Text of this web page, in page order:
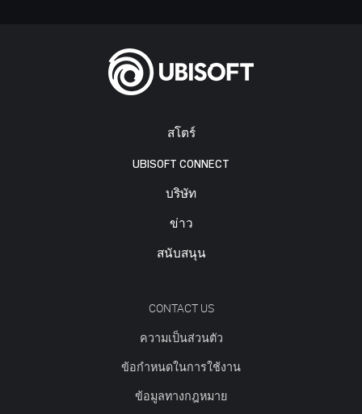
สโตร์
UBISOFT CONNECT
บริษัท
ข่าว
สนับสนุน
CONTACT US
ความเป็นส่วนตัว
ข้อกำหนดในการใช้งาน
ข้อมูลทางกฎหมาย